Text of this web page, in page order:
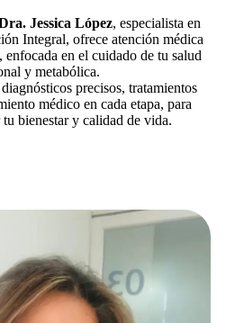
Jessica López, especialista en
Integral, ofrece atención médica
enfocada en el cuidado de tu salud
y metabólica.
precisos, tratamientos
médico en cada etapa, para
bienestar y calidad de vida.